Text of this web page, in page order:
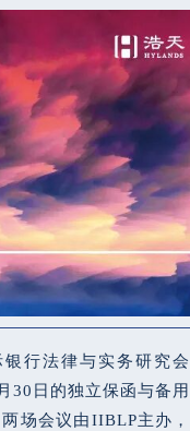
行法律与实务研究会
30日的独立保函与备用
场会议由IIBLP主办，